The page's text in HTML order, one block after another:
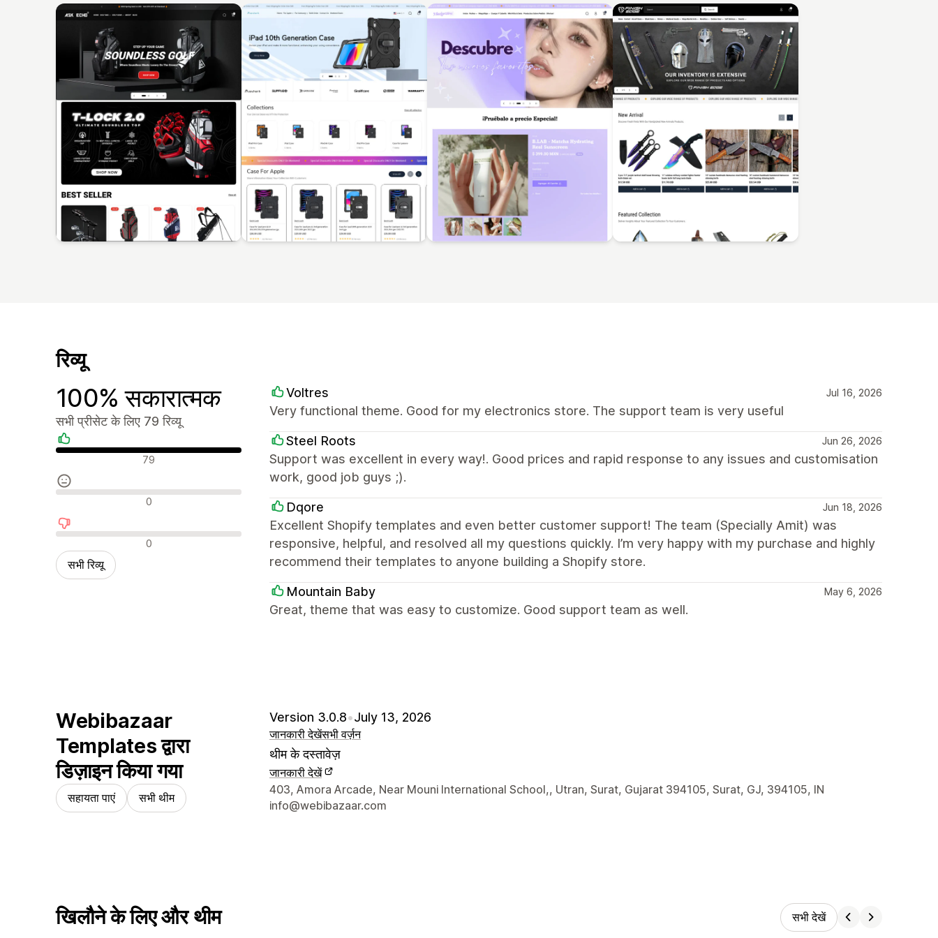
रिव्यू
100% सकारात्मक
सभी प्रीसेट के लिए 79 रिव्यू
सकारात्मक रिव्यू 79
न्यूट्रल रिव्यू 0
नकारात्मक रिव्यू 0
सभी रिव्यू
Voltres Jul 16, 2026
Very functional theme. Good for my electronics store. The support team is very useful
Steel Roots Jun 26, 2026
Support was excellent in every way!. Good prices and rapid response to any issues and customisation
work, good job guys ;).
Dqore Jun 18, 2026
Excellent Shopify templates and even better customer support! The team (Specially Amit) was
responsive, helpful, and resolved all my questions quickly. I’m very happy with my purchase and highly
recommend their templates to anyone building a Shopify store.
Mountain Baby May 6, 2026
Great, theme that was easy to customize. Good support team as well.
Webibazaar
Templates द्वारा
डिज़ाइन किया गया
सहायता पाएं सभी थीम
Version 3.0.8•July 13, 2026
जानकारी देखेंसभी वर्ज़न
थीम के दस्तावेज़
जानकारी देखें
डिज़ाइनर के संपर्क की जानकारी
403, Amora Arcade, Near Mouni International School,, Utran, Surat, Gujarat 394105, Surat, GJ, 394105, IN
info@webibazaar.com
खिलौने के लिए और थीम सभी देखें